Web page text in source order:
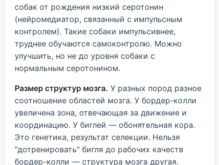
собак от рождения низкий серотонин
(нейромедиатор, связанный с импульсным
контролем). Такие собаки импульсивнее,
труднее обучаются самоконтролю. Можно
улучшить, но не до уровня собаки с
нормальным серотонином.
Размер структур мозга. У разных пород разное
соотношение областей мозга. У бордер-колли
увеличена зона, отвечающая за движение и
координацию. У биглей — обонятельная кора.
Это генетика, результат селекции. Нельзя
"дотренировать" бигля до рабочих качеств
бордер-колли — структура мозга другая.